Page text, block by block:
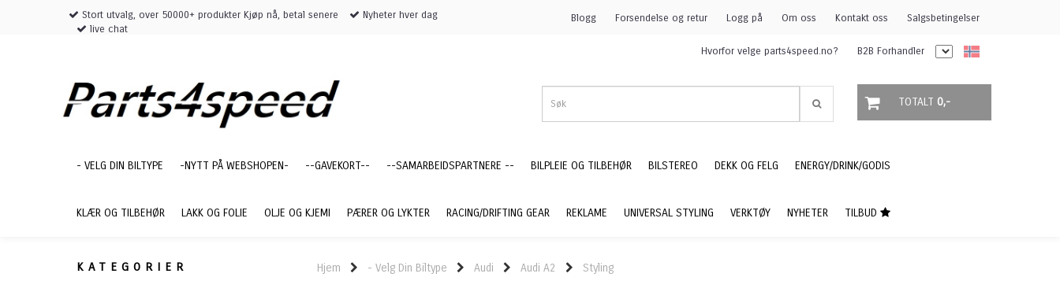
Stort utvalg, over 50000+ produkter Kjøp nå, betal senere
Nyheter hver dag
live chat
Blogg Forsendelse og retur Logg på Om oss Kontakt oss Salgsbetingelser
Hvorfor velge parts4speed.no? B2B Forhandler
TOTALT 0,-
- VELG DIN BILTYPE -NYTT PÅ WEBSHOPEN- --GAVEKORT-- --SAMARBEIDSPARTNERE -- BILPLEIE OG TILBEHØR BILSTEREO DEKK OG FELG ENERGY/DRINK/GODIS
KLÆR OG TILBEHØR LAKK OG FOLIE OLJE OG KJEMI PÆRER OG LYKTER RACING/DRIFTING GEAR REKLAME UNIVERSAL STYLING VERKTØY NYHETER TILBUD
KATEGORIER Hjem - Velg Din Biltype Audi Audi A2 Styling